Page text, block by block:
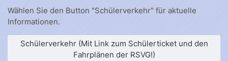
Wählen Sie den Button "Schülerverkehr" für aktuelle
Informationen.
Schülerverkehr (Mit Link zum Schülerticket und den
Fahrplänen der RSVG!)